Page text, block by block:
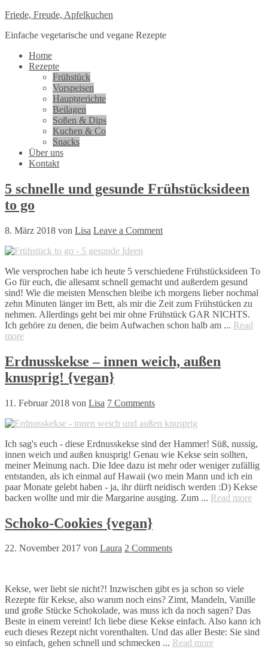
Friede, Freude, Apfelkuchen
Einfache vegetarische und vegane Rezepte
Home
Rezepte
Frühstück
Vorspeisen
Hauptgerichte
Beilagen
Soßen & Dips
Kuchen & Co
Snacks
Über uns
Kontakt
5 schnelle und gesunde Frühstücksideen
to go
8. März 2018 von Lisa Leave a Comment
Wie versprochen habe ich heute 5 verschiedene Frühstücksideen To
Go für euch, die allesamt schnell gemacht und außerdem gesund
sind! Wie die meisten Menschen bleibe ich morgens lieber nochmal
zehn Minuten länger im Bett, als mir die Zeit zum Frühstücken zu
nehmen. Allerdings geht bei mir ohne Frühstück GAR NICHTS.
Ich gehöre zu denen, die beim Aufwachen schon halb am ... Read
more
Erdnusskekse – innen weich, außen
knusprig! {vegan}
11. Februar 2018 von Lisa 7 Comments
Ich sag's euch - diese Erdnusskekse sind der Hammer! Süß, nussig,
innen weich und außen knusprig! Genau wie Kekse sein sollten,
meiner Meinung nach. Die Idee dazu ist mehr oder weniger zufällig
entstanden, als ich einmal auf Hawaii (wo mein Mann und ich ein
paar Monate gelebt haben - ja, ihr dürft neidisch werden :D) Kekse
backen wollte und mir die Margarine ausging. Zum ... Read more
Schoko-Cookies {vegan}
22. November 2017 von Laura 2 Comments
Kekse, wer liebt sie nicht?! Inzwischen gibt es ja schon so viele
Rezepte für Kekse, also warum noch eins? Zimt, Mandeln, Vanille
und große Stücke Schokolade, was muss ich da noch sagen? Das
Beste in einem vereint! Ich liebe diese Kekse einfach. Also kann ich
euch dieses Rezept nicht vorenthalten. Und das aller Beste: Sie sind
so einfach, gehen schnell und schmecken ... Read more